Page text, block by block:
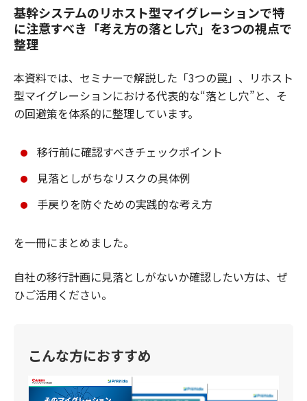
基幹システムのリホスト型マイグレーションで特
に注意すべき「考え方の落とし穴」を3つの視点で
整理
本資料では、セミナーで解説した「3つの罠」、リホスト
型マイグレーションにおける代表的な“落とし穴”と、そ
の回避策を体系的に整理しています。
移行前に確認すべきチェックポイント
見落としがちなリスクの具体例
手戻りを防ぐための実践的な考え方
を一冊にまとめました。
自社の移行計画に見落としがないか確認したい方は、ぜ
ひご活用ください。
こんな方におすすめ